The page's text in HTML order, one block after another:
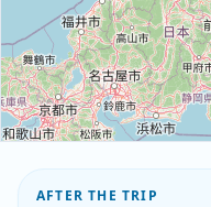
AFTER THE TRIP